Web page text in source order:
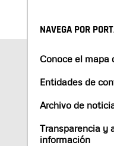
NAVEGA POR
Conoce el mapa
Entidades de
Archivo de
Transparencia y
información